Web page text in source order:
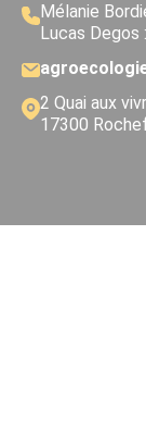
Mélanie
Lucas Degos :
2 Quai aux
17300